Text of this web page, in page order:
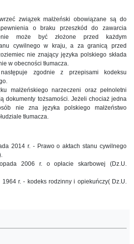
związek małżeński obowiązane są do
o braku przeszkód do zawarcia
może być złożone przed każdym
cywilnego w kraju, a za granicą przed
nie znający języka polskiego składa
w obecności tłumacza.
następuje zgodnie z przepisami kodeksu
małżeńskiego narzeczeni oraz pełnoletni
dokumenty tożsamości. Jeżeli chociaż jedna
nie zna języka polskiego małżeństwo
tłumacza.
2014 r. - Prawo o aktach stanu cywilnego
2006 r. o opłacie skarbowej (Dz.U.
r. - kodeks rodzinny i opiekuńczy( Dz.U.